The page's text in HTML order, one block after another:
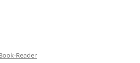
Reader